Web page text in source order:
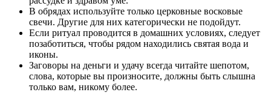
В обрядах используйте только церковные восковые
свечи. Другие для них категорически не подойдут.
Если ритуал проводится в домашних условиях, следует
позаботиться, чтобы рядом находились святая вода и
иконы.
Заговоры на деньги и удачу всегда читайте шепотом,
слова, которые вы произносите, должны быть слышна
только вам, никому более.